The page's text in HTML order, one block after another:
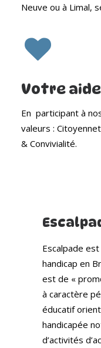
Neuve ou à Limal,
Votre
En participant à
valeurs :
& Convivialité.
Escalpade
handicap en
est de «
à caractère
éducatif
handicapée
d’activités